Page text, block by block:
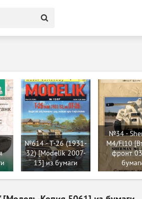
№614 - T-26 (1931-
32) [Modelik 2007-
13] из бумаги
№34 -
M4/Fl10
фронт